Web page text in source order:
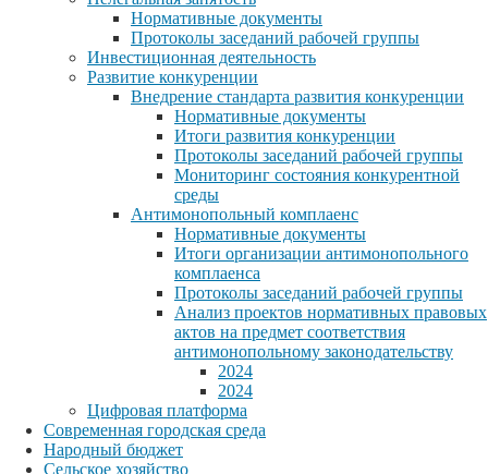
Нормативные документы
Протоколы заседаний рабочей группы
Инвестиционная деятельность
Развитие конкуренции
Внедрение стандарта развития конкуренции
Нормативные документы
Итоги развития конкуренции
Протоколы заседаний рабочей группы
Мониторинг состояния конкурентной
среды
Антимонопольный комплаенс
Нормативные документы
Итоги организации антимонопольного
комплаенса
Протоколы заседаний рабочей группы
Анализ проектов нормативных правовых
актов на предмет соответствия
антимонопольному законодательству
2024
2024
Цифровая платформа
Современная городская среда
Народный бюджет
Сельское хозяйство